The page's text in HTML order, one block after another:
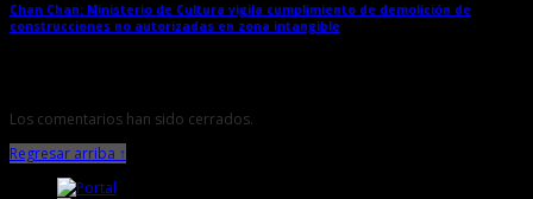
Chan Chan: Ministerio de Cultura vigila cumplimiento de demolición de
construcciones no autorizadas en zona intangible
Los comentarios han sido cerrados.
Regresar arriba ↑